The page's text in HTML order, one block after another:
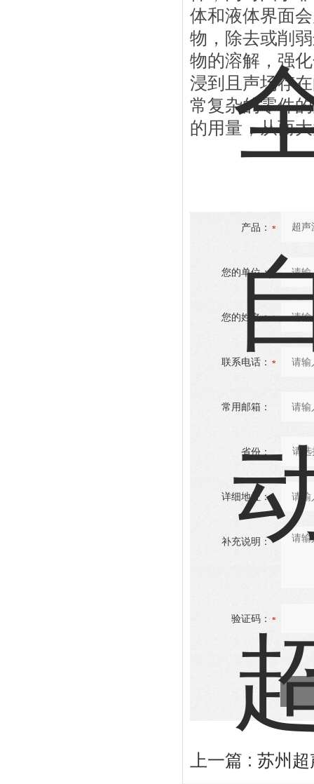
体和液体界面
物，除去或削
物的溶解，强
浸到且声场存
常复杂的零件
的用量，从而
产品：
您的单位：
您的姓名：
联系电话：
常用邮箱：
省份：
详细地址：
补充说明：
验证码：
上一篇 : 苏州